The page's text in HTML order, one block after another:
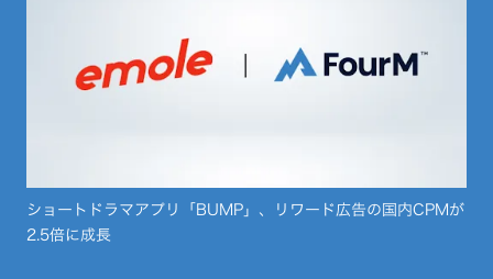
ショートドラマアプリ「BUMP」、リワード広告の国内CPMが
2.5倍に成長